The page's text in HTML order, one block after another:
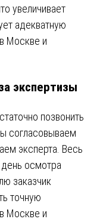
увеличивает
адекватную
Москве и
экспертизы
позвонить
согласовываем
эксперта. Весь
осмотра
заказчик
точную
Москве и